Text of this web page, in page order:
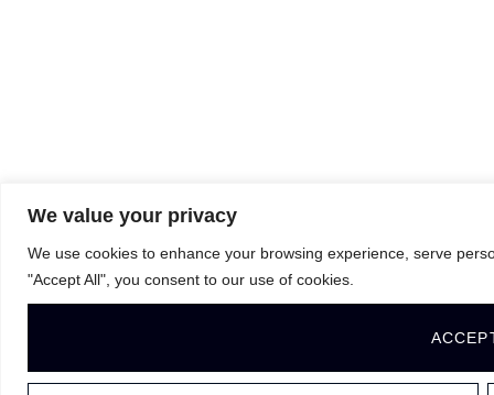
We value your privacy
We use cookies to enhance your browsing experience, serve
"Accept All", you consent to our use of cookies.